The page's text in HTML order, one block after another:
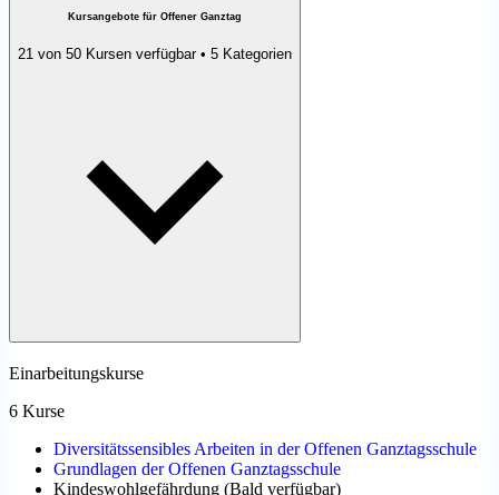
Kursangebote für Offener Ganztag
21 von 50 Kursen verfügbar • 5 Kategorien
Einarbeitungskurse
6 Kurse
Diversitätssensibles Arbeiten in der Offenen Ganztagsschule
Grundlagen der Offenen Ganztagsschule
Kindeswohlgefährdung (Bald verfügbar)